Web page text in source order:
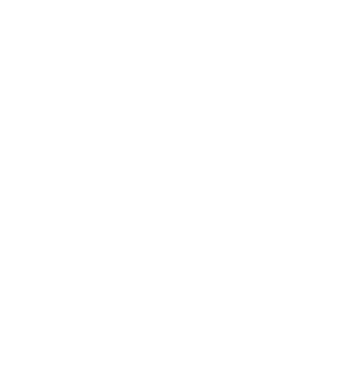
中医学院（现成都中医药大学）针灸推拿专业，历
组专家、重庆永川针刀学会副主委、重医附属永川
心脑血管疾病、软组织损伤疼痛、肺系疾病、脾胃
对吞咽障碍相关流涎、误吸、肺部感染等症候群有独